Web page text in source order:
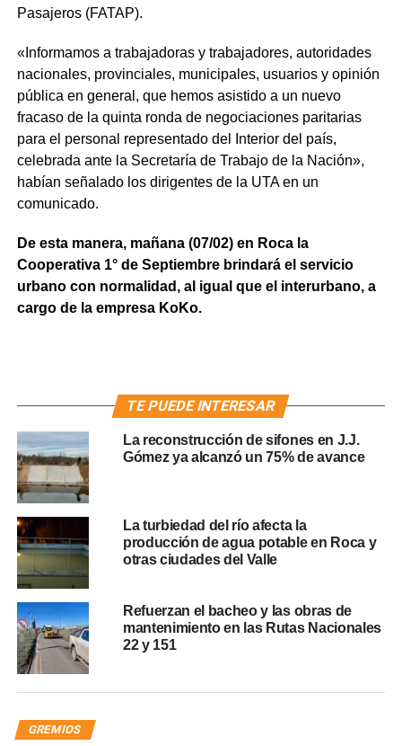
Pasajeros (FATAP).
«Informamos a trabajadoras y trabajadores, autoridades
nacionales, provinciales, municipales, usuarios y opinión
pública en general, que hemos asistido a un nuevo
fracaso de la quinta ronda de negociaciones paritarias
para el personal representado del Interior del país,
celebrada ante la Secretaría de Trabajo de la Nación»,
habían señalado los dirigentes de la UTA en un
comunicado.
De esta manera, mañana (07/02) en Roca la
Cooperativa 1° de Septiembre brindará el servicio
urbano con normalidad, al igual que el interurbano, a
cargo de la empresa KoKo.
TE PUEDE INTERESAR
La reconstrucción de sifones en J.J.
Gómez ya alcanzó un 75% de avance
La turbiedad del río afecta la
producción de agua potable en Roca y
otras ciudades del Valle
Refuerzan el bacheo y las obras de
mantenimiento en las Rutas Nacionales
22 y 151
GREMIOS